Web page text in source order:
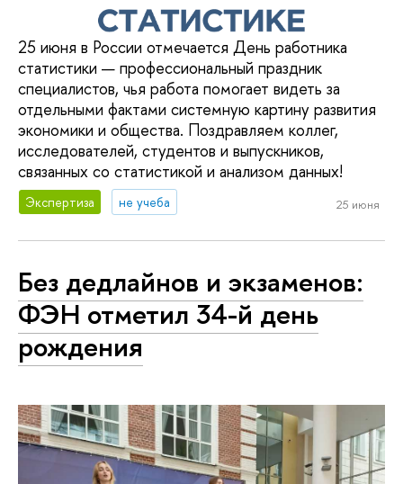
25 июня в России отмечается День работника
статистики — профессиональный праздник
специалистов, чья работа помогает видеть за
отдельными фактами системную картину развития
экономики и общества. Поздравляем коллег,
исследователей, студентов и выпускников,
связанных со статистикой и анализом данных!
Экспертиза не учеба 25 июня
Без дедлайнов и экзаменов:
ФЭН отметил 34-й день
рождения